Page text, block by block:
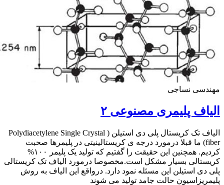
نساجی
پلیمری مصنوعی ۲
الیاف تک کریستال پلی دی استیلن ( Polydiacetylene Single Crystal
fiber) ما قبلا درمورد درجه ی کریستالینیتی در پلیمرها صحبت
کردیم. همچنین این حقیقت را گفتیم که تولید یک پلیمر ۱۰۰%
بسیار مشکل است.مخصوصا درمورد الیاف تک کریستالی
استیلن این مسئله نمود دارد. درواقع این الیاف به روش
حالت جامد تولید می شوند